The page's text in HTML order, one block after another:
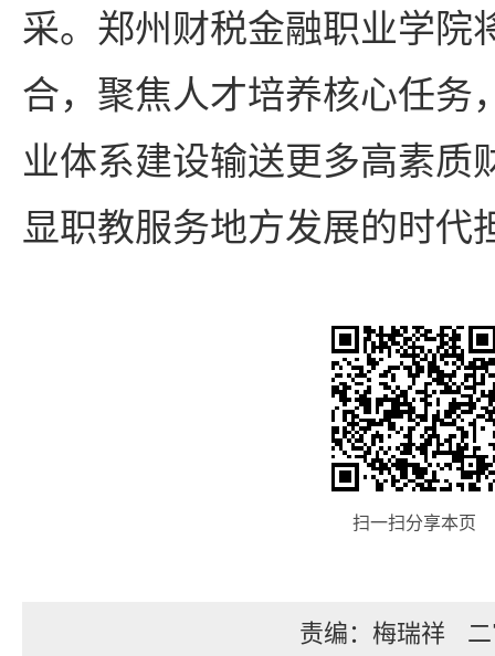
采。郑州财税金融职业学院
合，聚焦人才培养核心任务
业体系建设输送更多高素质
显职教服务地方发展的时代
扫一扫分享本页
责编：梅瑞祥